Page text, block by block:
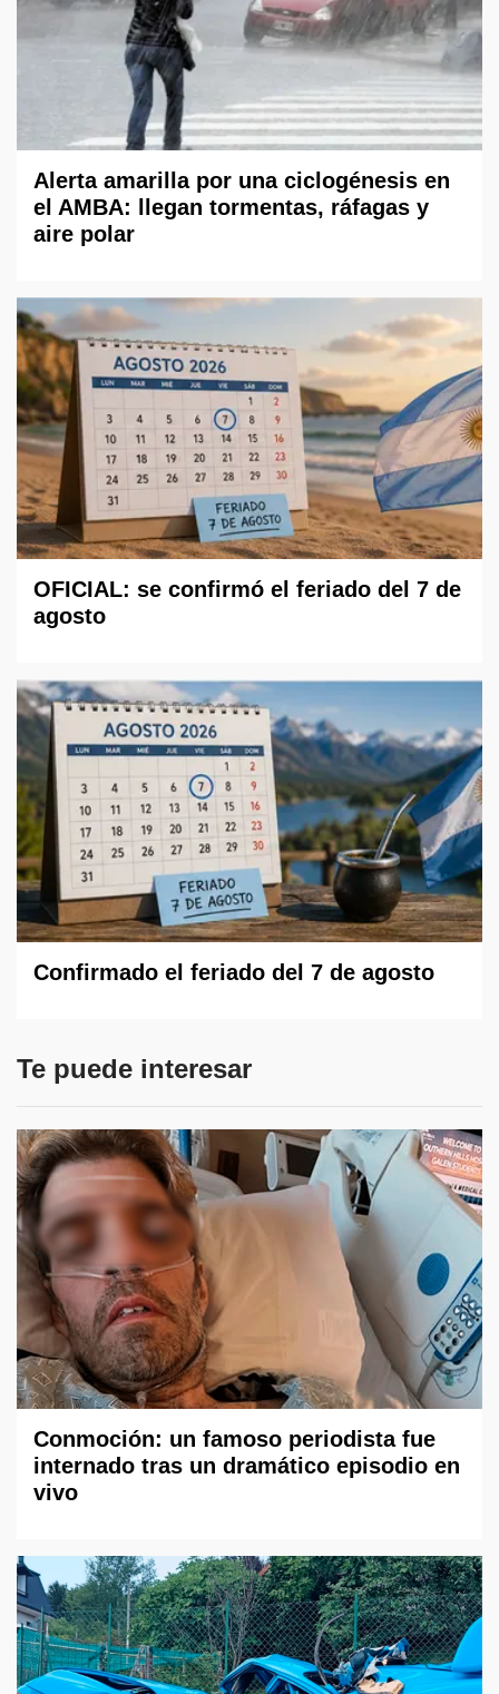
Alerta amarilla por una ciclogénesis en
el AMBA: llegan tormentas, ráfagas y
aire polar
OFICIAL: se confirmó el feriado del 7 de
agosto
Confirmado el feriado del 7 de agosto
Te puede interesar
Conmoción: un famoso periodista fue
internado tras un dramático episodio en
vivo